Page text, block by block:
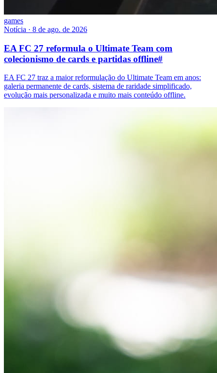
games
Notícia · 8 de ago. de 2026
EA FC 27 reformula o Ultimate Team com
colecionismo de cards e partidas offline#
EA FC 27 traz a maior reformulação do Ultimate Team em anos:
galeria permanente de cards, sistema de raridade simplificado,
evolução mais personalizada e muito mais conteúdo offline.